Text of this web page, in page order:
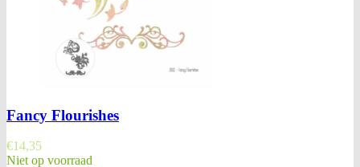
Fancy Flourishes
€14,35
Niet op voorraad